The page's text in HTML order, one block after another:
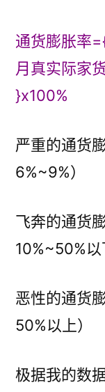
通货膨胀率
月真实际家
}x100%
严重的通货
6%~9%）
飞奔的通货
10%~50%以
恶性的通货
50%以上）
极据我的数